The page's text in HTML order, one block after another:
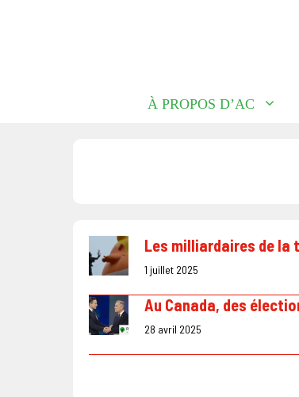
À PROPOS D’AC
Les milliardaires de la
1 juillet 2025
Au Canada, des
28 avril 2025